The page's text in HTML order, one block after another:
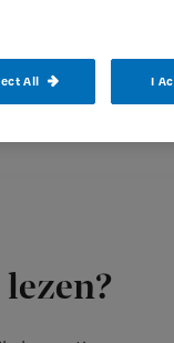
250.000
het
All I